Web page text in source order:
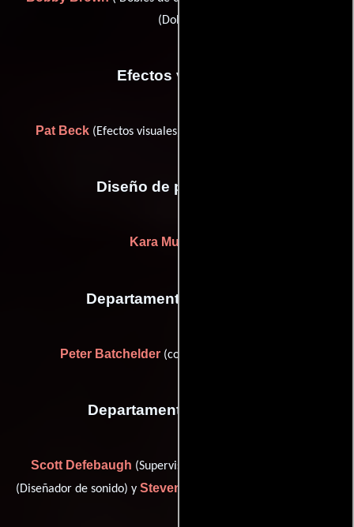
(Doble)
Efectos visuales
Pat Beck (Efectos visuales) y
Diseño de producción
Kara Mulrooney
Departamento de musica
Peter Batchelder(composer: theme music)
Departamento de sonido
Scott Defebaugh (Supervisor de adr),
(Diseñador de sonido) y Steven Tarabokia